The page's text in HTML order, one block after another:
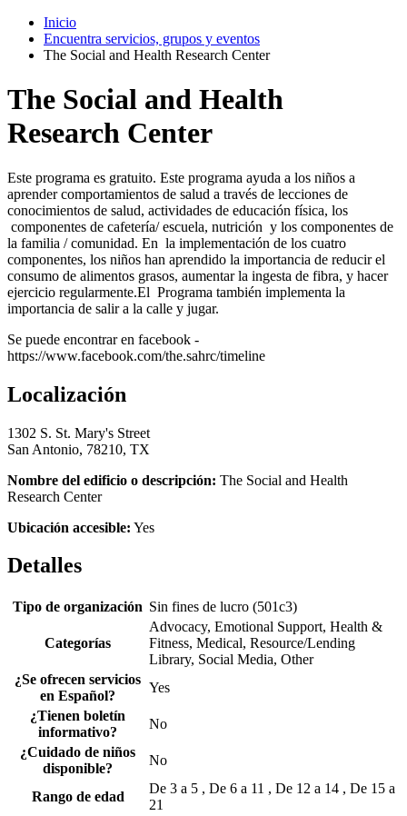
Inicio
Encuentra servicios, grupos y eventos
The Social and Health Research Center
The Social and Health
Research Center
Este programa es gratuito. Este programa ayuda a los niños a
aprender comportamientos de salud a través de lecciones de
conocimientos de salud, actividades de educación física, los
componentes de cafetería/ escuela, nutrición y los componentes de
la familia / comunidad. En la implementación de los cuatro
componentes, los niños han aprendido la importancia de reducir el
consumo de alimentos grasos, aumentar la ingesta de fibra, y hacer
ejercicio regularmente.El Programa también implementa la
importancia de salir a la calle y jugar.
Se puede encontrar en facebook -
https://www.facebook.com/the.sahrc/timeline
Localización
1302 S. St. Mary's Street
San Antonio, 78210, TX
Nombre del edificio o descripción: The Social and Health
Research Center
Ubicación accesible: Yes
Detalles
Tipo de organización Sin fines de lucro (501c3)
Categorías
Advocacy, Emotional Support, Health &
Fitness, Medical, Resource/Lending
Library, Social Media, Other
¿Se ofrecen servicios
en Español?
Yes
¿Tienen boletín
informativo?
No
¿Cuidado de niños
disponible?
No
Rango de edad
De 3 a 5 , De 6 a 11 , De 12 a 14 , De 15 a
21